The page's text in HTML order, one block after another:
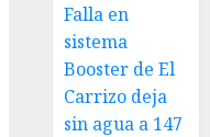
Falla en
sistema
Booster de El
Carrizo deja
sin agua a 147